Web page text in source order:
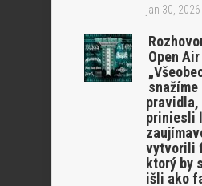
jan 30, 2026
Open
snažíme
pravidla,
priniesli
vytvorili
ktorý by
išli ako